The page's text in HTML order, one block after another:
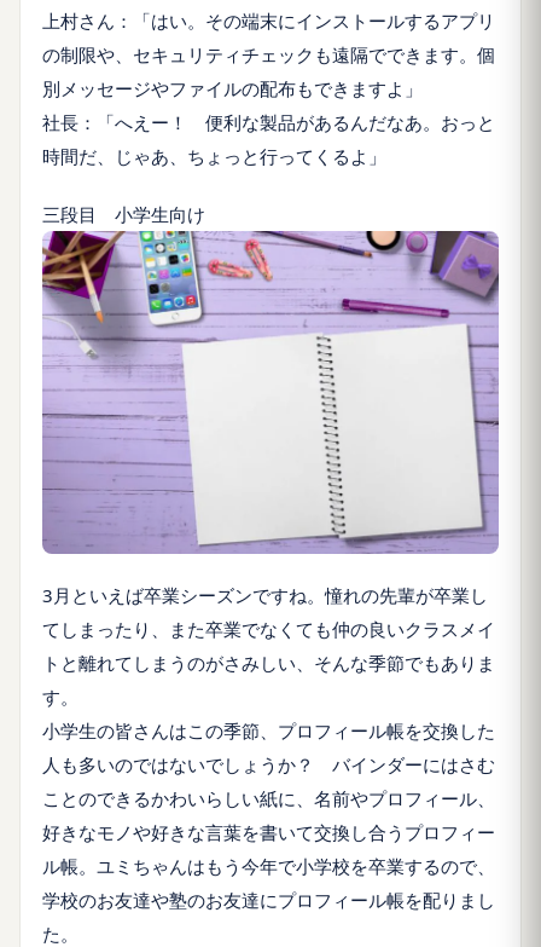
上村さん：「はい。その端末にインストールするアプリ
の制限や、セキュリティチェックも遠隔でできます。個
別メッセージやファイルの配布もできますよ」
社長：「へえー！ 便利な製品があるんだなあ。おっと
時間だ、じゃあ、ちょっと行ってくるよ」
三段目 小学生向け
3月といえば卒業シーズンですね。憧れの先輩が卒業し
てしまったり、また卒業でなくても仲の良いクラスメイ
トと離れてしまうのがさみしい、そんな季節でもありま
す。
小学生の皆さんはこの季節、プロフィール帳を交換した
人も多いのではないでしょうか？ バインダーにはさむ
ことのできるかわいらしい紙に、名前やプロフィール、
好きなモノや好きな言葉を書いて交換し合うプロフィー
ル帳。ユミちゃんはもう今年で小学校を卒業するので、
学校のお友達や塾のお友達にプロフィール帳を配りまし
た。